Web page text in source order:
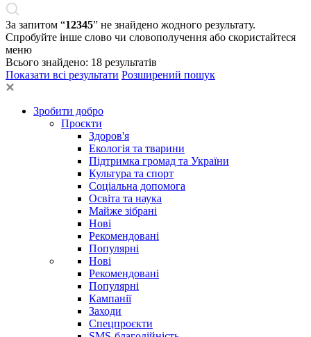
За запитом “12345” не знайдено жодного результату.
Спробуйте інше слово чи словополучення або скористайтеся
меню
Всього знайдено: 18 результатів
Показати всі результати Розширений пошук
Зробити добро
Проєкти
Здоров'я
Екологія та тварини
Підтримка громад та України
Культура та спорт
Соціальна допомога
Освіта та наука
Майже зібрані
Нові
Рекомендовані
Популярні
Нові
Рекомендовані
Популярні
Кампанії
Заходи
Спецпроєкти